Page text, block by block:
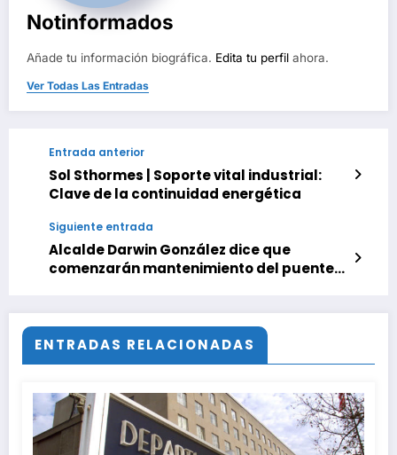
Notinformados
Añade tu información biográfica. Edita tu perfil ahora.
Ver Todas Las Entradas
Entrada anterior
Sol Sthormes | Soporte vital industrial:
Clave de la continuidad energética
Siguiente entrada
Alcalde Darwin González dice que
comenzarán mantenimiento del puente
ENTRADAS RELACIONADAS